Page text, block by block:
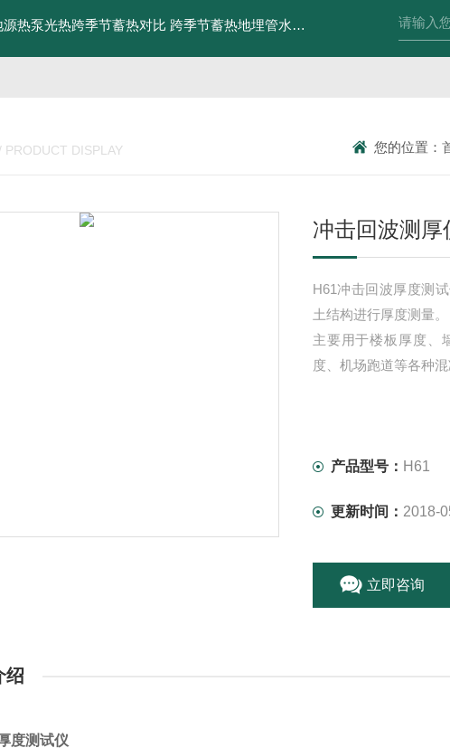
热泵光热跨季节蓄热对比 跨季节蓄热地埋管水池湖面储热技术研究对比
/ PRODUCT DISPLAY 您的位置：
冲击回波测厚
H61冲击回波厚度测
土结构进行厚度测量。
主要用于楼板厚度、
度、机场跑道等各种混
产品型号： H61
更新时间： 2018-
立即咨询
绍
度测试仪